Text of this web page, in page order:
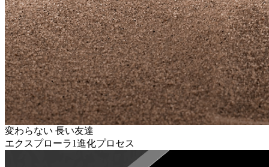
変わらない 長い友達
エクスプローラ1進化プロセス